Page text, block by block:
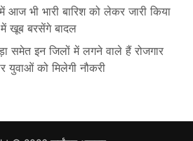
भी भारी बारिश को लेकर जारी किया
में खूब बरसेंगे बादल
समेत इन जिलों में लगने वाले हैं रोजगार
युवाओं को मिलेगी नौकरी